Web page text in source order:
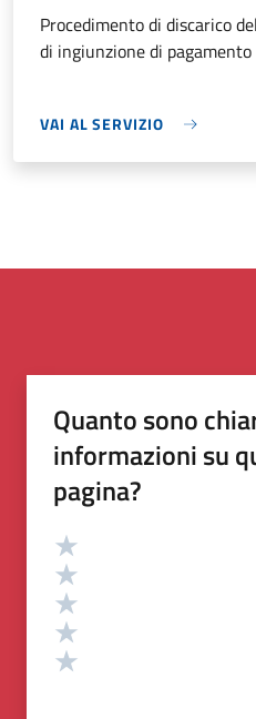
Procedimento di discarico
di ingiunzione di
VAI AL SERVIZIO
Quanto sono
informazioni su
pagina?
Valutazione